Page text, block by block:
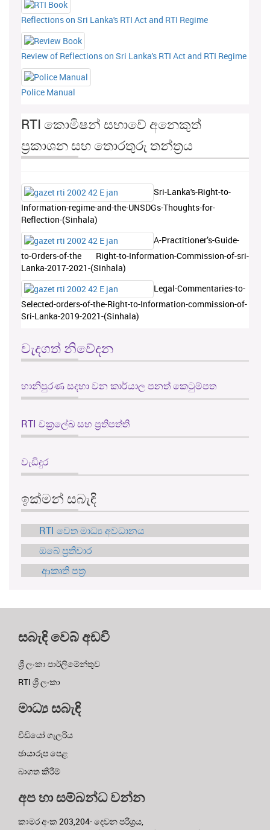
Reflections on Sri Lanka's RTI Act and RTI Regime
Review of Reflections on Sri Lanka's RTI Act and RTI Regime
Police Manual
RTI කොමිෂන් සභාවේ අනෙකුත්
ප්‍රකාශන සහ තොරතුරු තන්ත්‍රය
Sri-Lanka's-Right-to-
Information-regime-and-the-UNSDGs-Thoughts-for-
Reflection-(Sinhala)
A-Practitioner’s-Guide-
to-Orders-of-the Right-to-Information-Commission-of-sri-
Lanka-2017-2021-(Sinhala)
Legal-Commentaries-to-
Selected-orders-of-the-Right-to-Information-commission-of-
Sri-Lanka-2019-2021-(Sinhala)
වැදගත් නිවේදන
හානිපුරණ සදහා වන කාර්යාල පනත් කෙටුම්පත
RTI චක්‍රලේඛ සහ ප්‍රතිපත්ති
වැඩිදුර
ඉක්මන් සබැඳි
RTI වෙත මාධ්‍ය අවධානය
ඔබේ ප්‍රතිචාර
ආකෘති පත්‍ර
සබැඳි වෙබ් අඩවි
ශ්‍රී ලංකා පාර්ලිමේන්තුව
RTI ශ්‍රී ලංකා
මාධ්‍ය සබැඳි
වීඩියෝ ගැලරිය
ඡායාරූප පෙළ
බාගත කිරීම්
අප හා සම්බන්ධ වන්න
කාමර අංක 203,204- දෙවන පරිශ්‍රය,